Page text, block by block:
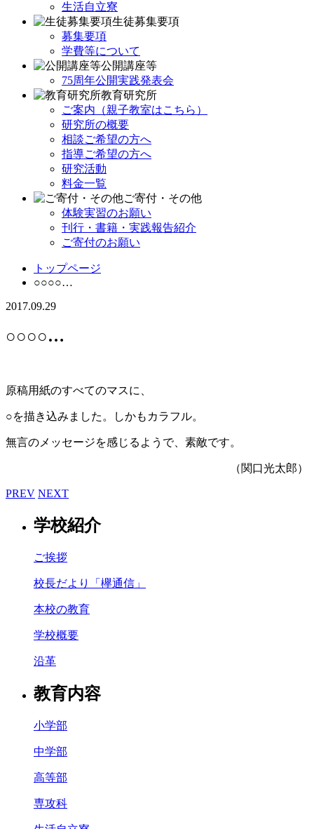
生活自立寮
生徒募集要項
募集要項
学費等について
公開講座等
75周年公開実践発表会
教育研究所
ご案内（親子教室はこちら）
研究所の概要
相談ご希望の方へ
指導ご希望の方へ
研究活動
料金一覧
ご寄付・その他
体験実習のお願い
刊行・書籍・実践報告紹介
ご寄付のお願い
トップページ
○○○○…
2017.09.29
○○○○…
原稿用紙のすべてのマスに、
○を描き込みました。しかもカラフル。
無言のメッセージを感じるようで、素敵です。
（関口光太郎）
PREV NEXT
学校紹介
ご挨拶
校長だより「欅通信」
本校の教育
学校概要
沿革
教育内容
小学部
中学部
高等部
専攻科